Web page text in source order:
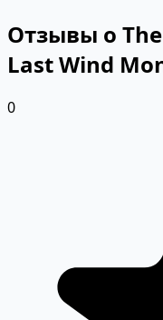
Отзывы о
Last Wind
0